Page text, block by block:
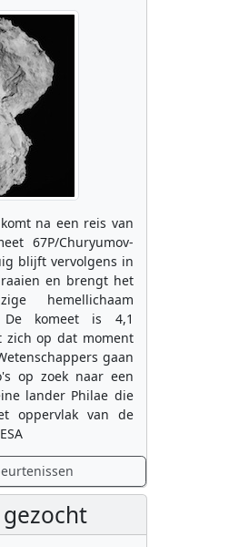
na een reis van
67P/Churyumov-
blijft vervolgens in
en brengt het
hemellichaam
komeet is 4,1
zich op dat moment
gaan
op zoek naar een
lander Philae die
oppervlak van de